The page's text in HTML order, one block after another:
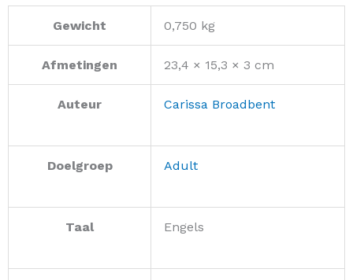
Gewicht 0,750 kg
Afmetingen 23,4 × 15,3 × 3 cm
Auteur Carissa Broadbent
Doelgroep Adult
Taal Engels